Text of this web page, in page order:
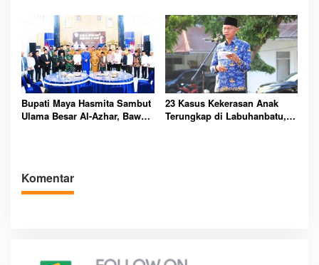
Profesionalisme dan
Integritas Aparatur
Pemerintah
Resmi
Bupati Maya Hasmita Sambut
Ulama Besar Al-Azhar, Bawa
23 Kasus Kekerasan Anak
Terungkap di Labuhanbatu,
Komentar